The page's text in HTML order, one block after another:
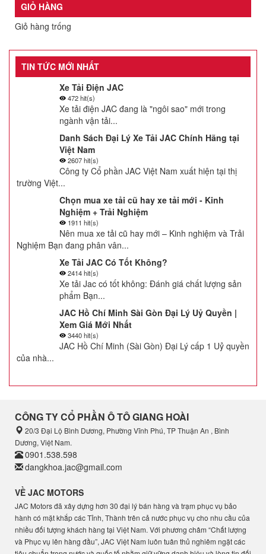
GIỎ HÀNG
Giỏ hàng trống
TIN TỨC MỚI NHẤT
Xe Tải Điện JAC
472 hit(s)
Xe tải điện JAC đang là "ngôi sao" mới trong
ngành vận tải...
Danh Sách Đại Lý Xe Tải JAC Chính Hãng tại
Việt Nam
2607 hit(s)
Công ty Cổ phần JAC Việt Nam xuất hiện tại thị
trường Việt...
Chọn mua xe tải cũ hay xe tải mới - Kinh
Nghiệm + Trải Nghiệm
1911 hit(s)
Nên mua xe tải cũ hay mới – Kinh nghiệm và Trải
Nghiệm Bạn đang phân vân...
Xe Tải JAC Có Tốt Không?
2414 hit(s)
Xe tải Jac có tốt không: Đánh giá chất lượng sản
phẩm Bạn...
JAC Hồ Chí Minh Sài Gòn Đại Lý Uỷ Quyền |
Xem Giá Mới Nhất
3440 hit(s)
JAC Hồ Chí Minh (Sài Gòn) Đại Lý cấp 1 Uỷ quyền
của nhà...
CÔNG TY CỔ PHẦN Ô TÔ GIANG HOÀI
20/3 Đại Lộ Bình Dương, Phường Vĩnh Phú, TP Thuận An , Bình
Dương, Việt Nam.
0901.538.598
dangkhoa.jac@gmail.com
VỀ JAC MOTORS
JAC Motors đã xây dựng hơn 30 đại lý bán hàng và trạm phục vụ bảo
hành có mặt khắp các Tỉnh, Thành trên cả nước phục vụ cho nhu cầu của
nhiều đối tượng khách hàng tại Việt Nam. Với phương châm “Chất lượng
và Phục vụ lên hàng đầu”, JAC Việt Nam luôn tuân thủ nghiêm ngặt các